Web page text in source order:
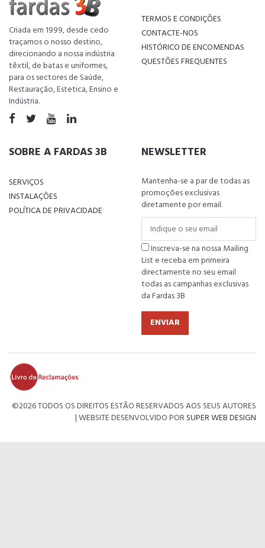
Criada em 1999, desde cedo
traçamos o nosso destino,
direcionando a nossa indústria
têxtil, de batas e uniformes,
para os sectores de Saúde,
Restauração, Estetica, Ensino e
Indústria.
TERMOS E CONDIÇÕES
CONTACTE-NOS
HISTÓRICO DE ENCOMENDAS
QUESTÕES FREQUENTES
SOBRE A FARDAS 3B
SERVIÇOS
INSTALAÇÕES
POLÍTICA DE PRIVACIDADE
NEWSLETTER
Mantenha-se a par de todas as
promoções exclusivas
diretamente por email.
Inscreva-se na nossa Mailing
List e receba em primeira
directamente no seu email
todas as campanhas exclusivas
da Fardas 3B
ENVIAR
©2026 TODOS OS DIREITOS ESTÃO RESERVADOS AOS SEUS AUTORES
| WEBSITE DESENVOLVIDO PORSUPER WEB DESIGN